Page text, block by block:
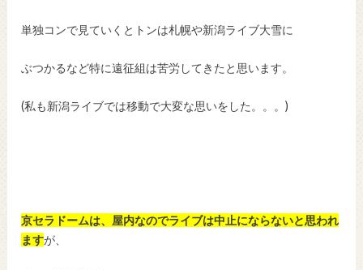
単独コンで見ていくとトンは札幌や新潟ライブ大雪に
ぶつかるなど特に遠征組は苦労してきたと思います。
(私も新潟ライブでは移動で大変な思いをした。。。)
京セラドームは、屋内なのでライブは中止にならないと思われ
ますが、